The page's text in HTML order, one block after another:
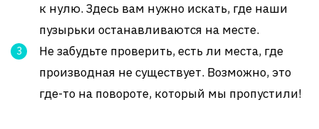
к нулю. Здесь вам нужно искать, где наши
пузырьки останавливаются на месте.
Не забудьте проверить, есть ли места, где
производная не существует. Возможно, это
где-то на повороте, который мы пропустили!